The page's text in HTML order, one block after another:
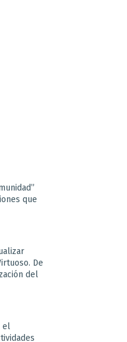
que
De
del
el